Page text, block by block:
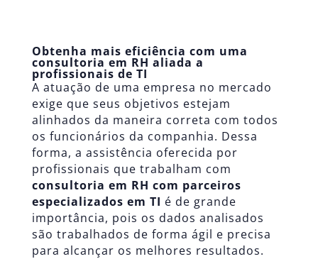
Obtenha mais eficiência com uma
consultoria em RH aliada a
profissionais de TI
A atuação de uma empresa no mercado
exige que seus objetivos estejam
alinhados da maneira correta com todos
os funcionários da companhia. Dessa
forma, a assistência oferecida por
profissionais que trabalham com
consultoria em RH com parceiros
especializados em TI é de grande
importância, pois os dados analisados
são trabalhados de forma ágil e precisa
para alcançar os melhores resultados.